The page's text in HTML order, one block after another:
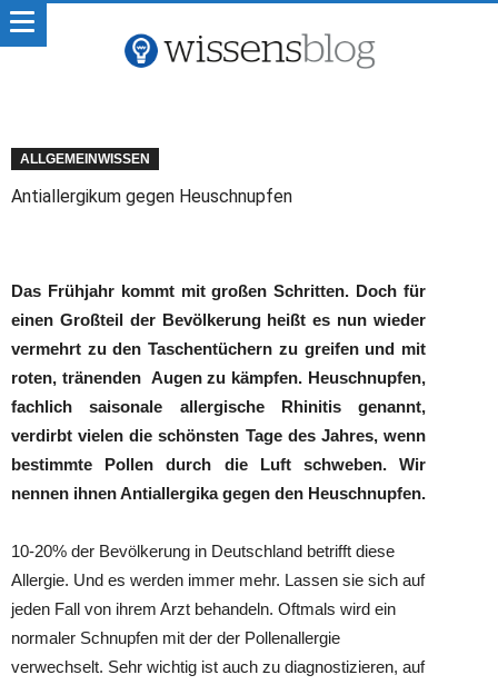
ALLGEMEINWISSEN
Antiallergikum gegen Heuschnupfen
Das Frühjahr kommt mit großen Schritten. Doch für
einen Großteil der Bevölkerung heißt es nun wieder
vermehrt zu den Taschentüchern zu greifen und mit
roten, tränenden Augen zu kämpfen. Heuschnupfen,
fachlich saisonale allergische Rhinitis genannt,
verdirbt vielen die schönsten Tage des Jahres, wenn
bestimmte Pollen durch die Luft schweben. Wir
nennen ihnen Antiallergika gegen den Heuschnupfen.
10-20% der Bevölkerung in Deutschland betrifft diese
Allergie. Und es werden immer mehr. Lassen sie sich auf
jeden Fall von ihrem Arzt behandeln. Oftmals wird ein
normaler Schnupfen mit der der Pollenallergie
verwechselt. Sehr wichtig ist auch zu diagnostizieren, auf